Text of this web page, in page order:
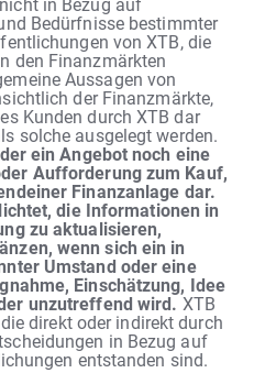
Bedürfnisse bestimmter
von XTB, die
den Finanzmärkten
Aussagen von
der Finanzmärkte,
Kunden durch XTB dar
solche ausgelegt werden.
ein Angebot noch eine
Aufforderung zum Kauf,
Finanzanlage dar.
die Informationen in
zu aktualisieren,
wenn sich ein in
Umstand oder eine
Einschätzung, Idee
unzutreffend wird. XTB
direkt oder indirekt durch
in Bezug auf
entstanden sind.